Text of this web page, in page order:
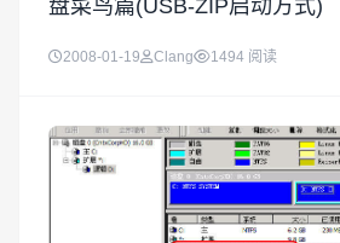
盘菜鸟篇(USB-ZIP启动方式)
2008-01-19 Clang 1494 阅读